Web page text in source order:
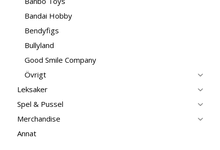
Bandai Hobby
Bendyfigs
Bullyland
Good Smile Company
Övrigt
Leksaker
Spel & Pussel
Merchandise
Annat